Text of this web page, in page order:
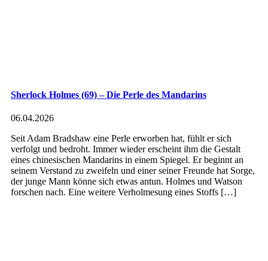
Sherlock Holmes (69) – Die Perle des Mandarins
06.04.2026
Seit Adam Bradshaw eine Perle erworben hat, fühlt er sich
verfolgt und bedroht. Immer wieder erscheint ihm die Gestalt
eines chinesischen Mandarins in einem Spiegel. Er beginnt an
seinem Verstand zu zweifeln und einer seiner Freunde hat Sorge,
der junge Mann könne sich etwas antun. Holmes und Watson
forschen nach. Eine weitere Verholmesung eines Stoffs […]